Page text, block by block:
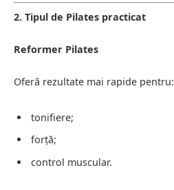
2. Tipul de Pilates practicat
Reformer Pilates
Oferă rezultate mai rapide pentru:
tonifiere;
forță;
control muscular.